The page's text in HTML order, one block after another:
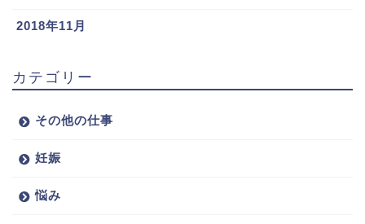
2018年11月
カテゴリー
その他の仕事
妊娠
悩み